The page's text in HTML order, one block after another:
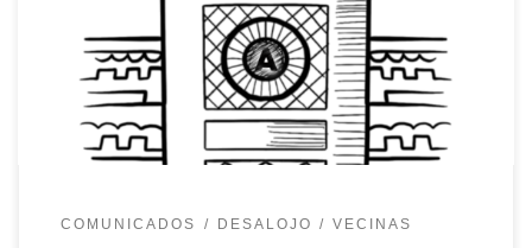
CSO Kike Mur respecto a las amenzas de desalojo
del Ayuntamiento de Zaragoza.
COMUNICADOS DESALOJO VECINAS